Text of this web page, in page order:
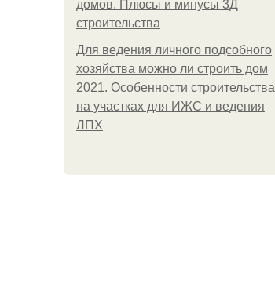
домов. Плюсы и минусы 3Д
строительства
Для ведения личного подсобного
хозяйства можно ли строить дом
2021. Особенности строительства
на участках для ИЖС и ведения
ЛПХ